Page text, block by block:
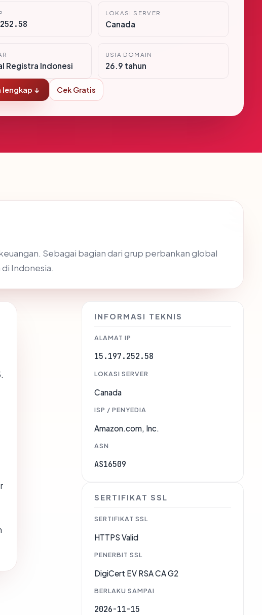
LOKASI SERVER
Canada
Registra Indonesi
USIA DOMAIN
26.9 tahun
lengkap ↓ Cek Gratis
Sebagai bagian dari grup perbankan global
Indonesia.
INFORMASI TEKNIS
ALAMAT IP
15.197.252.58
LOKASI SERVER
Canada
ISP / PENYEDIA
Amazon.com, Inc.
ASN
AS16509
SERTIFIKAT SSL
SERTIFIKAT SSL
HTTPS Valid
PENERBIT SSL
DigiCert EV RSA CA G2
BERLAKU SAMPAI
2026-11-15